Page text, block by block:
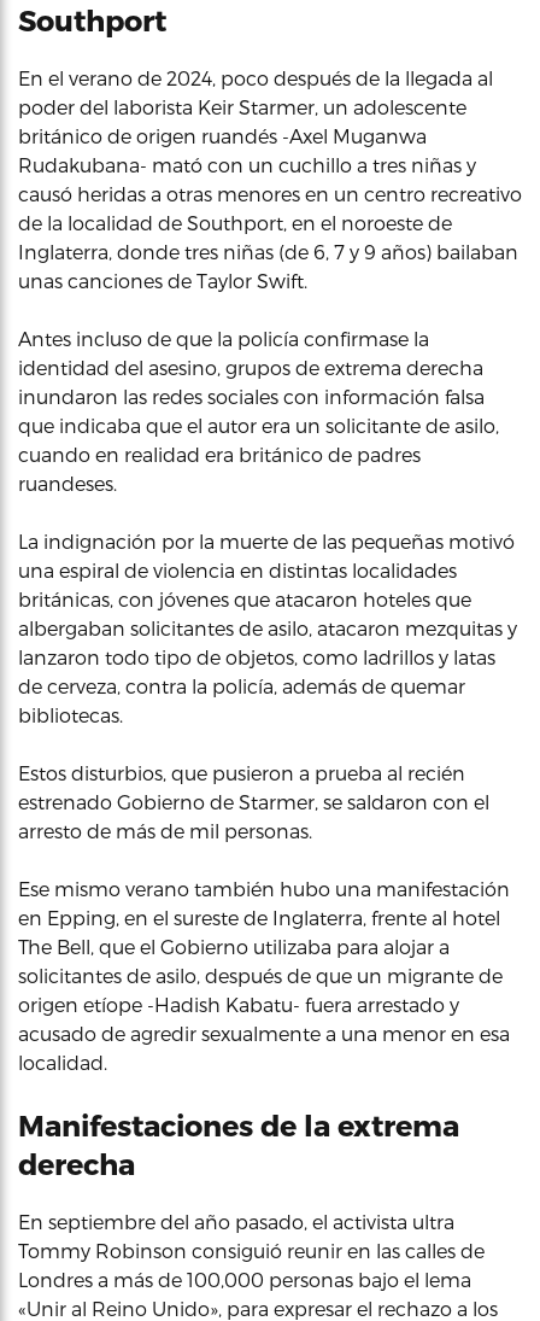
Southport
En el verano de 2024, poco después de la llegada al
poder del laborista Keir Starmer, un adolescente
británico de origen ruandés -Axel Muganwa
Rudakubana- mató con un cuchillo a tres niñas y
causó heridas a otras menores en un centro recreativo
de la localidad de Southport, en el noroeste de
Inglaterra, donde tres niñas (de 6, 7 y 9 años) bailaban
unas canciones de Taylor Swift.
Antes incluso de que la policía confirmase la
identidad del asesino, grupos de extrema derecha
inundaron las redes sociales con información falsa
que indicaba que el autor era un solicitante de asilo,
cuando en realidad era británico de padres
ruandeses.
La indignación por la muerte de las pequeñas motivó
una espiral de violencia en distintas localidades
británicas, con jóvenes que atacaron hoteles que
albergaban solicitantes de asilo, atacaron mezquitas y
lanzaron todo tipo de objetos, como ladrillos y latas
de cerveza, contra la policía, además de quemar
bibliotecas.
Estos disturbios, que pusieron a prueba al recién
estrenado Gobierno de Starmer, se saldaron con el
arresto de más de mil personas.
Ese mismo verano también hubo una manifestación
en Epping, en el sureste de Inglaterra, frente al hotel
The Bell, que el Gobierno utilizaba para alojar a
solicitantes de asilo, después de que un migrante de
origen etíope -Hadish Kabatu- fuera arrestado y
acusado de agredir sexualmente a una menor en esa
localidad.
Manifestaciones de la extrema
derecha
En septiembre del año pasado, el activista ultra
Tommy Robinson consiguió reunir en las calles de
Londres a más de 100,000 personas bajo el lema
«Unir al Reino Unido», para expresar el rechazo a los